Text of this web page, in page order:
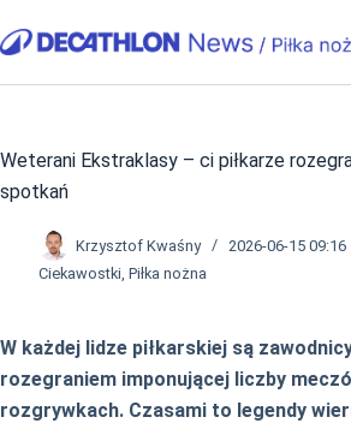
do
Weterani Ekstraklasy – ci piłkarze
spotkań
Krzysztof Kwaśny
2026-06-15 09:16
Ciekawostki, Piłka nożna
W każdej lidze piłkarskiej są
rozegraniem imponującej liczby
rozgrywkach. Czasami to legendy